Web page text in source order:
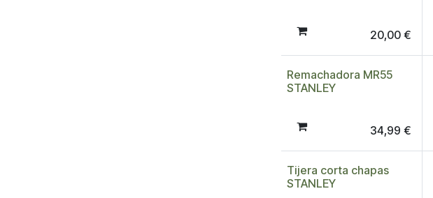
20,00 €
Remachadora MR55
STANLEY
34,99 €
Tijera corta chapas
STANLEY